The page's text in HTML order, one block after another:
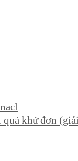
quá khứ đơn (giải